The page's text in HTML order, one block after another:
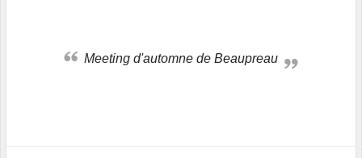
Meeting d'automne de Beaupreau